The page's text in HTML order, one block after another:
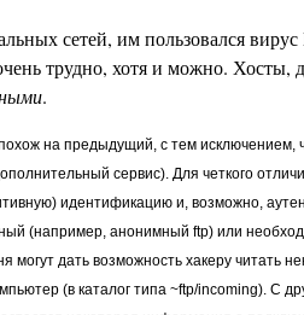
сетей, им пользовался
трудно, хотя и можно. Хосты,
.
на предыдущий, с тем исключением,
сервис). Для четкого
идентификацию и, возможно,
(например, анонимный ftp) или
могут дать возможность хакеру читать
(в каталог типа ~ftp/incoming). С